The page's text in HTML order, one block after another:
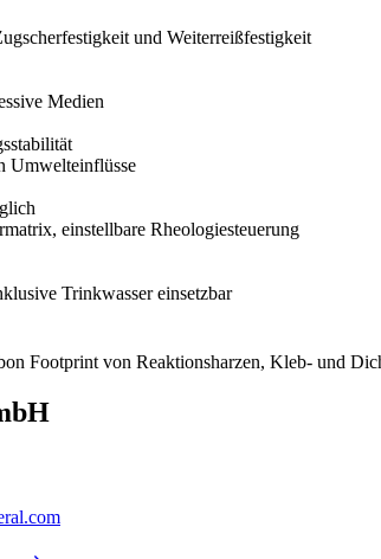
und Weiterreißfestigkeit
Medien
Umwelteinflüsse
einstellbare Rheologiesteuerung
Trinkwasser einsetzbar
Footprint von Reaktionsharzen, Kleb- und